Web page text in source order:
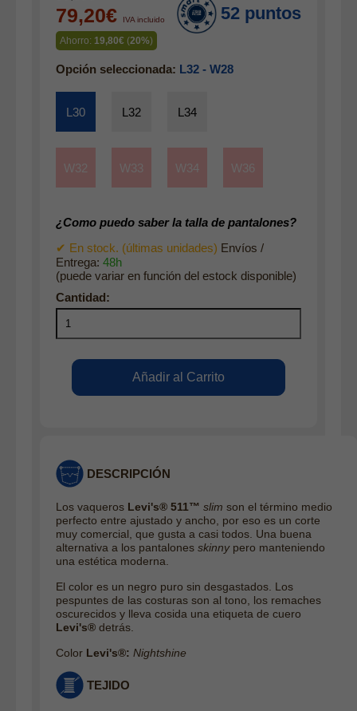
Gabardina verano hombre
Pana mujer
Ropa interior
79,20€ IVA incluido
Ahorro: 19,80€ (20%)
52 puntos
Opción seleccionada: L32 - W28
L30 L32 L34
W32 W33 W34 W36
¿Como puedo saber la talla de pantalones?
✔ En stock. (últimas unidades) Envíos /
Entrega: 48h
(puede variar en función del estock disponible)
DESCRIPCIÓN
Los vaqueros Levi's® 511™ slim son el término medio
perfecto entre ajustado y ancho, por eso es un corte
muy comercial, que gusta a casi todos. Una buena
alternativa a los pantalones skinnypero manteniendo
una estética moderna.
El color es un negro puro sin desgastados. Los
pespuntes de las costuras son al tono, los remaches
oscurecidos y lleva cosida una etiqueta de cuero
Levi's® detrás.
Color Levi's®: Nightshine
TEJIDO